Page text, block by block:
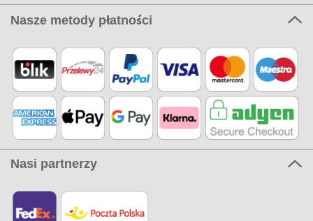
Nasze metody płatności
Nasi partnerzy